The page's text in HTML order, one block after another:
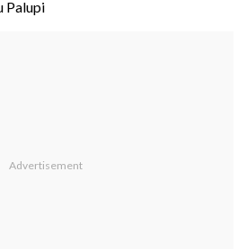
Palupi